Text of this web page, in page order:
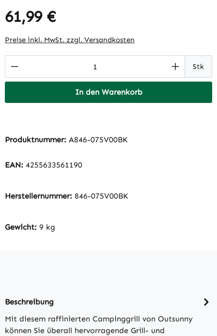
Regulärer Preis:
61,99 €
Preise inkl. MwSt. zzgl. Versandkosten
Produkt Anzahl: Gib den gewünschtenStk
In den Warenkorb
Produktnummer: A846-075V00BK
EAN: 4255633561190
Herstellernummer: 846-075V00BK
Gewicht: 9 kg
Beschreibung
Mit diesem raffinierten Campinggrill von Outsunny
können Sie überall hervorragende Grill- und